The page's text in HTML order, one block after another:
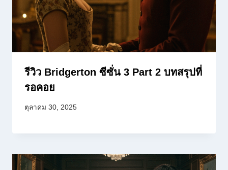
รีวิว Bridgerton ซีซั่น 3 Part 2 บทสรุปที่
รอคอย
ตุลาคม 30, 2025